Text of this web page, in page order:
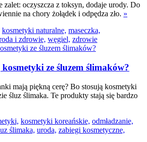
zalet: oczyszcza z toksyn, dodaje urody. Do
na chory żołądek i odpędza zło. »
kosmetyki naturalne, maseczka,
i zdrowie, węgiel, zdrowie
ze śluzem ślimaków?
mają piękną cerę? Bo stosują kosmetyki
śluz ślimaka. Te produkty stają się bardzo
kosmetyki koreańskie, odmładzanie,
ślimaka, uroda, zabiegi kosmetyczne,